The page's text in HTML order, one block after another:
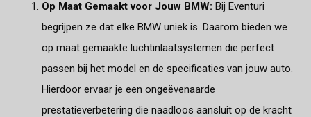
Op Maat Gemaakt voor Jouw BMW: Bij Eventuri
begrijpen ze dat elke BMW uniek is. Daarom bieden we
op maat gemaakte luchtinlaatsystemen die perfect
passen bij het model en de specificaties van jouw auto.
Hierdoor ervaar je een ongeëvenaarde
prestatieverbetering die naadloos aansluit op de kracht